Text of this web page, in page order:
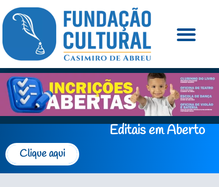
Editais em Aberto
Clique aqui